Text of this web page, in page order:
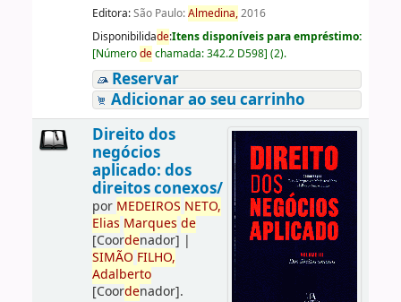
Editora:São Paulo:Almedina,2016
Disponibilidade:Itens disponíveis para empréstimo:
[Númerodechamada:342.2 D598] (2).
Reservar
Adicionar ao seu carrinho
Direito dos
negócios
aplicado: dos
direitos conexos/
por MEDEIROS NETO,
Elias Marques de
[Coordenador] |
SIMÃO FILHO,
Adalberto
[Coordenador].